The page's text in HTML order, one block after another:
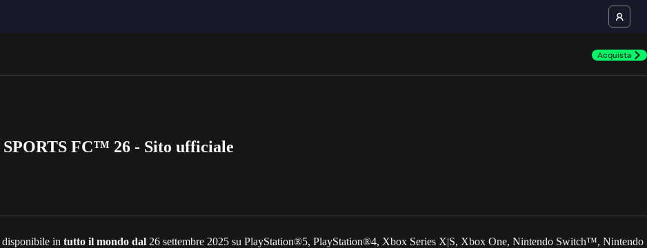
Acquista
SPORTS FC™ 26 - Sito ufficiale
in tutto il mondo dal 26 settembre 2025 su PlayStation®5, PlayStation®4, Xbox Series X|S, Xbox One, Nintendo Switch™, Nintendo